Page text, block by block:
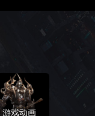
游戏动画